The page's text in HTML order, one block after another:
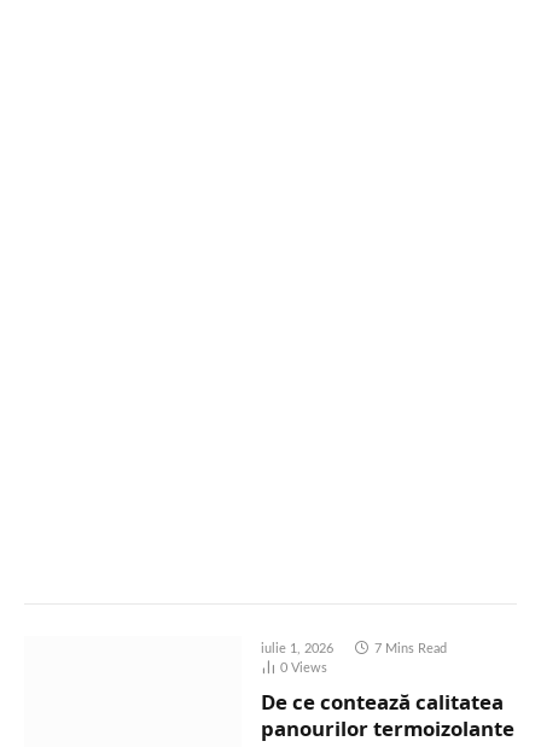
iulie 1, 2026
7 Mins Read
0 Views
De ce contează calitatea
panourilor termoizolante